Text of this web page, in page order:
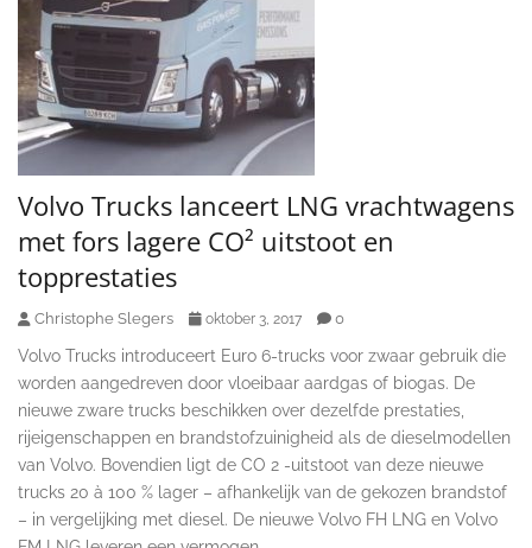
Volvo Trucks lanceert LNG vrachtwagens
met fors lagere CO² uitstoot en
topprestaties
Christophe Slegers oktober 3, 2017 0
Volvo Trucks introduceert Euro 6-trucks voor zwaar gebruik die
worden aangedreven door vloeibaar aardgas of biogas. De
nieuwe zware trucks beschikken over dezelfde prestaties,
rijeigenschappen en brandstofzuinigheid als de dieselmodellen
van Volvo. Bovendien ligt de CO 2 -uitstoot van deze nieuwe
trucks 20 à 100 % lager – afhankelijk van de gekozen brandstof
– in vergelijking met diesel. De nieuwe Volvo FH LNG en Volvo